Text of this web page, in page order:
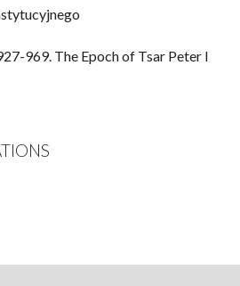
of History
969. The Epoch of Tsar Peter I